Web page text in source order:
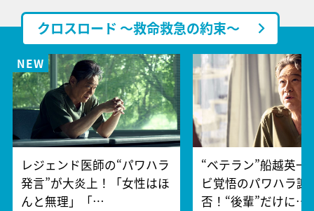
クロスロード ～救命救急の約束～
レジェンド医師の“パワハラ
発言”が大炎上！「女性はほ
んと無理」「…
“ベテラン”船越英一
ビ覚悟のパワハラ謝
否！“後輩”だけに…